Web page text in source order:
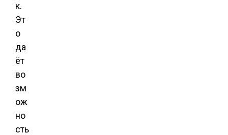
к.
Эт
о
да
ёт
во
зм
ож
но
сть